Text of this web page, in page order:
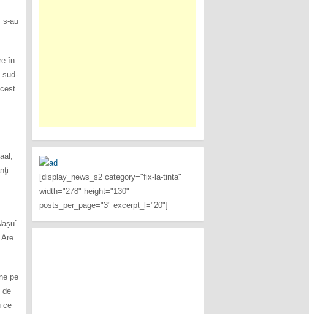
s-au
în
sud-
pe
de
ce
[display_news_s2 category="fix-la-tinta"
width="278" height="130"
posts_per_page="3" excerpt_l="20"]